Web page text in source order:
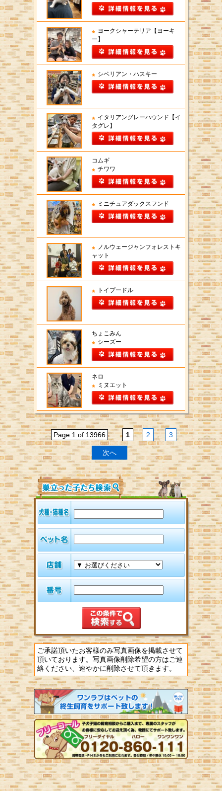
ヨークシャーテリア【ヨーキ
ー】
シベリアン・ハスキー
イタリアングレーハウンド【イ
タグレ】
コムギ
チワワ
ミニチュアダックスフンド
ノルウェージャンフォレストキ
ャット
トイプードル
ちょこみん
シーズー
ネロ
ミヌエット
Page 1 of 13966 1 2 3
次へ
ご承諾頂いたお客様のみ写真画像を掲載させて
頂いております。写真画像削除希望の方はご連
絡ください、速やかに削除させて頂きます。